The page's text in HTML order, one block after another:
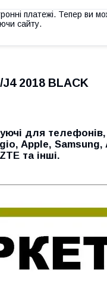
платежі. Тепер ви
сайту.
2018 BLACK
для
Apple, Samsung,
та інші.